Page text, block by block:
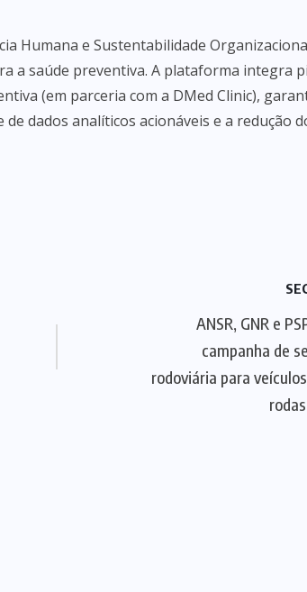
Humana e Sustentabilidade
a saúde preventiva. A plataforma integra
(em parceria com a DMed Clinic),
de dados analíticos acionáveis e a redução
ANSR, GNR e
campanha de
rodoviária para